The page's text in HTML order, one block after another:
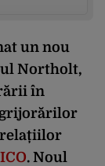
un nou
Northolt,
în
. Noul